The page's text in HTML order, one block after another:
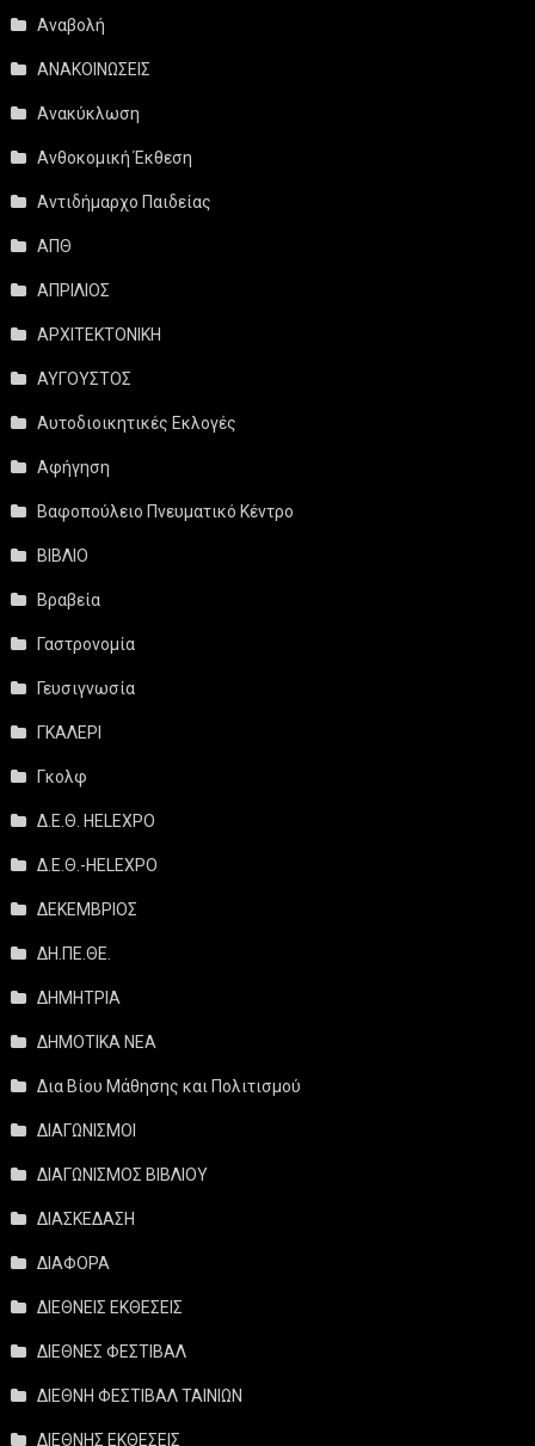
Αναβολή
ΑΝΑΚΟΙΝΩΣΕΙΣ
Ανακύκλωση
Ανθοκομική Έκθεση
Αντιδήμαρχο Παιδείας
ΑΠΘ
ΑΠΡΙΛΙΟΣ
ΑΡΧΙΤΕΚΤΟΝΙΚΗ
ΑΥΓΟΥΣΤΟΣ
Αυτοδιοικητικές Εκλογές
Αφήγηση
Βαφοπούλειο Πνευματικό Κέντρο
ΒΙΒΛΙΟ
Βραβεία
Γαστρονομία
Γευσιγνωσία
ΓΚΑΛΕΡΙ
Γκολφ
Δ.Ε.Θ. HELEXPO
Δ.Ε.Θ.-HELEXPO
ΔΕΚΕΜΒΡΙΟΣ
ΔΗ.ΠΕ.ΘΕ.
ΔΗΜΗΤΡΙΑ
ΔΗΜΟΤΙΚΑ ΝΕΑ
Δια Βίου Μάθησης και Πολιτισμού
ΔΙΑΓΩΝΙΣΜΟΙ
ΔΙΑΓΩΝΙΣΜΟΣ ΒΙΒΛΙΟΥ
ΔΙΑΣΚΕΔΑΣΗ
ΔΙΑΦΟΡΑ
ΔΙΕΘΝΕΙΣ ΕΚΘΕΣΕΙΣ
ΔΙΕΘΝΕΣ ΦΕΣΤΙΒΑΛ
ΔΙΕΘΝΗ ΦΕΣΤΙΒΑΛ ΤΑΙΝΙΩΝ
ΔΙΕΘΝΗΣ ΕΚΘΕΣΕΙΣ